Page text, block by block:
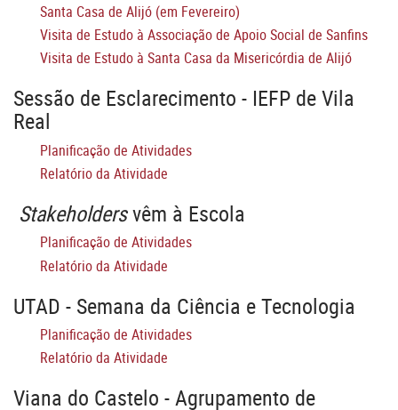
Santa Casa de Alijó (em Fevereiro)
Visita de Estudo à Associação de Apoio Social de Sanfins
Visita de Estudo à Santa Casa da Misericórdia de Alijó
Sessão de Esclarecimento - IEFP de Vila
Real
Planificação de Atividades
Relatório da Atividade
Stakeholdersvêm à Escola
Planificação de Atividades
Relatório da Atividade
UTAD - Semana da Ciência e Tecnologia
Planificação de Atividades
Relatório da Atividade
Viana do Castelo - Agrupamento de